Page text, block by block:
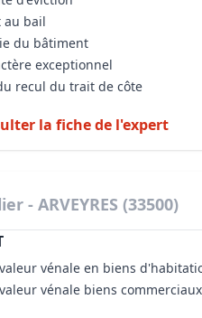
au bail
du bâtiment
exceptionnel
recul du trait de côte
la fiche de l'expert
- ARVEYRES (33500)
vénale en biens
vénale biens